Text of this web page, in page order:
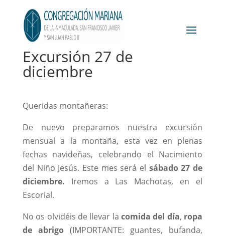
Excursión 27 de
diciembre
Queridas montañeras:
De nuevo preparamos nuestra excursión
mensual a la montaña, esta vez en plenas
fechas navideñas, celebrando el Nacimiento
del Niño Jesús. Este mes será el sábado 27 de
diciembre. Iremos a Las Machotas, en el
Escorial.
No os olvidéis de llevar lacomida del día, ropa
de abrigo (IMPORTANTE: guantes, bufanda,